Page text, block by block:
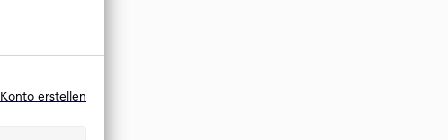
Konto erstellen